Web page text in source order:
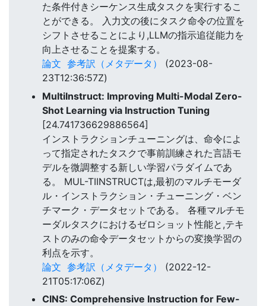
た条件付きシーケンス生成タスクを実行するこ
とができる。 入力文の後にタスク命令の位置を
シフトさせることにより,LLMの指示追従能力を
向上させることを提案する。
論文 参考訳（メタデータ）
(2023-08-
23T12:36:57Z)
MultiInstruct: Improving Multi-Modal Zero-
Shot Learning via Instruction Tuning
[24.741736629886564]
インストラクションチューニングは、命令によ
って指定されたタスクで事前訓練された言語モ
デルを微調整する新しい学習パラダイムであ
る。 MUL-TIINSTRUCTは,最初のマルチモーダ
ル・インストラクション・チューニング・ベン
チマーク・データセットである。 各種マルチモ
ーダルタスクにおけるゼロショット性能と,テキ
ストのみの命令データセットからの変換学習の
利点を示す。
論文 参考訳（メタデータ）
(2022-12-
21T05:17:06Z)
CINS: Comprehensive Instruction for Few-